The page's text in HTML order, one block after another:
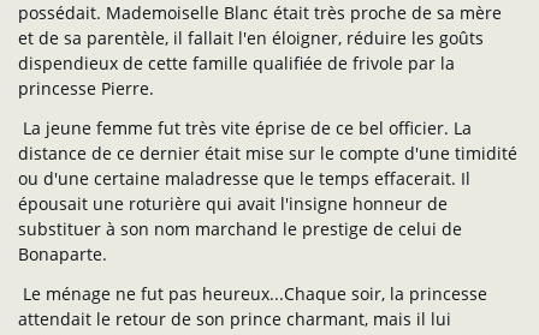
possédait. Mademoiselle Blanc était très proche de sa mère
et de sa parentèle, il fallait l'en éloigner, réduire les goûts
dispendieux de cette famille qualifiée de frivole par la
princesse Pierre.
La jeune femme fut très vite éprise de ce bel officier. La
distance de ce dernier était mise sur le compte d'une timidité
ou d'une certaine maladresse que le temps effacerait. Il
épousait une roturière qui avait l'insigne honneur de
substituer à son nom marchand le prestige de celui de
Bonaparte.
Le ménage ne fut pas heureux...Chaque soir, la princesse
attendait le retour de son prince charmant, mais il lui